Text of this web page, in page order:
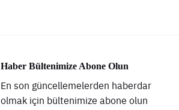
Haber Bültenimize Abone Olun
En son güncellemelerden haberdar
olmak için bültenimize abone olun